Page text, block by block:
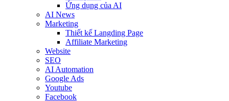
Ứng dụng của AI
AI News
Marketing
Thiết kế Langding Page
Affiliate Marketing
Website
SEO
AI Automation
Google Ads
Youtube
Facebook